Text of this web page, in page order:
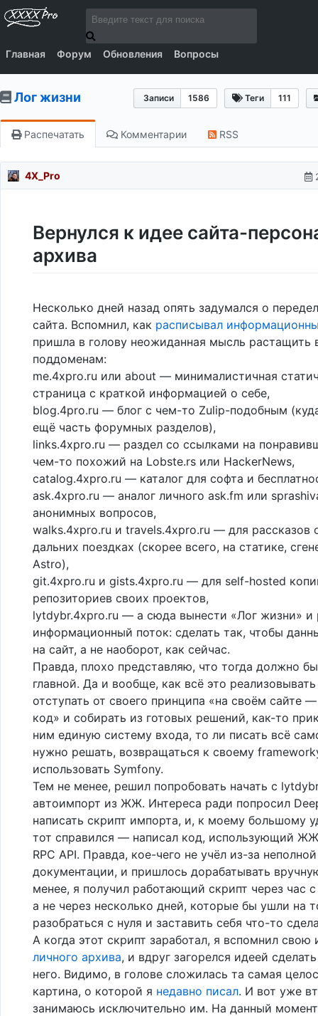
Главная Форум Обновления Вопросы
Записи 1586 Теги 111
Лог жизни
Распечатать Комментарии RSS
4X_Pro
Вернулся к идее сайта-
архива
Несколько дней назад опять задумался о
сайта. Вспомнил, как расписывал
пришла в голову неожиданная мысль растащить
поддоменам:
me.4xpro.ru или about — минималистичная
страница с краткой информацией о себе,
blog.4pro.ru — блог с чем-то Zulip-подобным
ещё часть форумных разделов),
links.4xpro.ru — раздел со ссылками на
чем-то похожий на Lobste.rs или HackerNews,
catalog.4xpro.ru — каталог для софта и
ask.4xpro.ru — аналог личного ask.fm или
анонимных вопросов,
walks.4xpro.ru и travels.4xpro.ru — для рассказов
дальних поездках (скорее всего, на статике,
Astro),
git.4xpro.ru и gists.4xpro.ru — для self-hosted
репозиториев своих проектов,
lytdybr.4xpro.ru — а сюда вынести «Лог жизни» и
информационный поток: сделать так, чтобы
на сайт, а не наоборот, как сейчас.
Правда, плохо представляю, что тогда должно
главной. Да и вообще, как всё это
отступать от своего принципа «на своём сайте
код» и собирать из готовых решений, как-то
ним единую систему входа, то ли писать всё
нужно решать, возвращаться к своему
использовать Symfony.
Тем не менее, решил попробовать начать с
автоимпорт из ЖЖ. Интереса ради попросил
написать скрипт импорта, и, к моему большому
тот справился — написал код, использующий
RPC API. Правда, кое-чего не учёл из-за неполной
документации, и пришлось дорабатывать
менее, я получил работающий скрипт через час
а не через несколько дней, которые бы ушли на
разобраться с нуля и заставить себя что-то
А когда этот скрипт заработал, я вспомнил
личного архива, и вдруг загорелся идеей
него. Видимо, в голове сложилась та самая
картина, о которой я недавно писал. И вот уже
занимаюсь исключительно им. На данный